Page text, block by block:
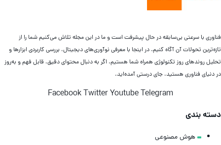
با سرعتی بی‌سابقه در حال پیشرفت است و ما در این مجله تلاش می‌کنیم شما را از
تحولات آن آگاه کنیم. در اینجا با معرفی نوآوری‌های دیجیتال، بررسی کاربردی ابزارها و
روندهای روز تکنولوژی همراه شما هستیم. اگر به دنبال محتوای دقیق، قابل فهم و به‌روز
دنیای فناوری هستید، جای درستی آمده‌اید.
FacebookTwitterYoutubeTelegram
بندی
هوش مصنوعی